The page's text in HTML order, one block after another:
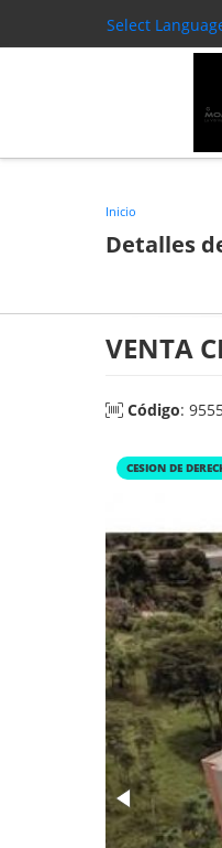
Select
Inicio
Detalles
VENTA
Código:
CESION DE